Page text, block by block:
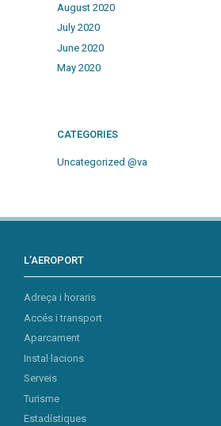
August 2020
July 2020
June 2020
May 2020
CATEGORIES
Uncategorized @va
L’AEROPORT
Adreça i horaris
Accés i transport
Aparcament
Instal·lacions
Serveis
Turisme
Estadístiques